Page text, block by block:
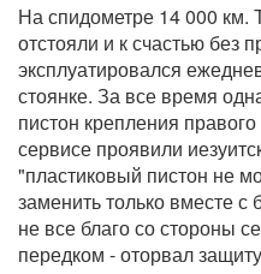
На спидометре 14 000 км.
отстояли и к счастью без
эксплуатировался
стоянке. За все время
пистон крепления
сервисе проявили
"пластиковый пистон не
заменить только вместе
не все благо со стороны
передком - оторвал